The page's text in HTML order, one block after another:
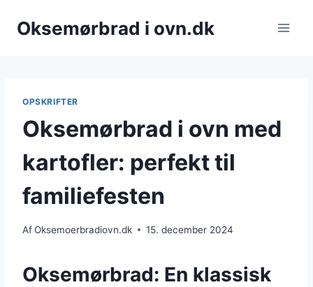
Oksemørbrad i ovn.dk
OPSKRIFTER
Oksemørbrad i ovn med
kartofler: perfekt til
familiefesten
AfOksemoerbradiovn.dk 15. december 2024
Oksemørbrad: En klassisk